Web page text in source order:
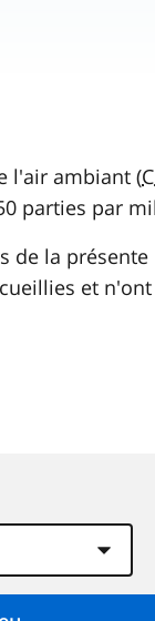
l'air ambiant (
parties par
de la présente
et